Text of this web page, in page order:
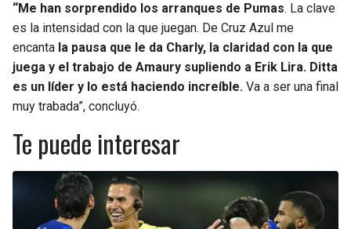
“Me han sorprendido los arranques de Pumas. La clave
es la intensidad con la que juegan. De Cruz Azul me
encanta la pausa que le da Charly, la claridad con la que
juega y el trabajo de Amaury supliendo a Erik Lira. Ditta
es un líder y lo está haciendo increíble. Va a ser una final
muy trabada”, concluyó.
Te puede interesar